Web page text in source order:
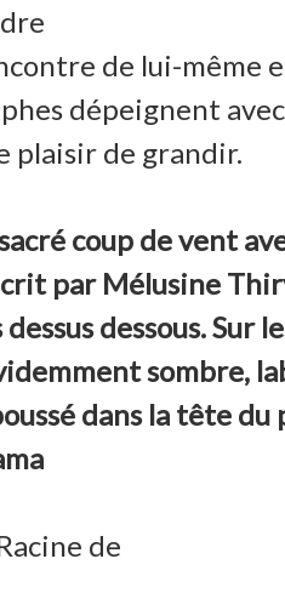
de lui-même
dépeignent
plaisir de grandir.
coup de vent
par Mélusine
dessous. Sur
sombre,
dans la tête
de